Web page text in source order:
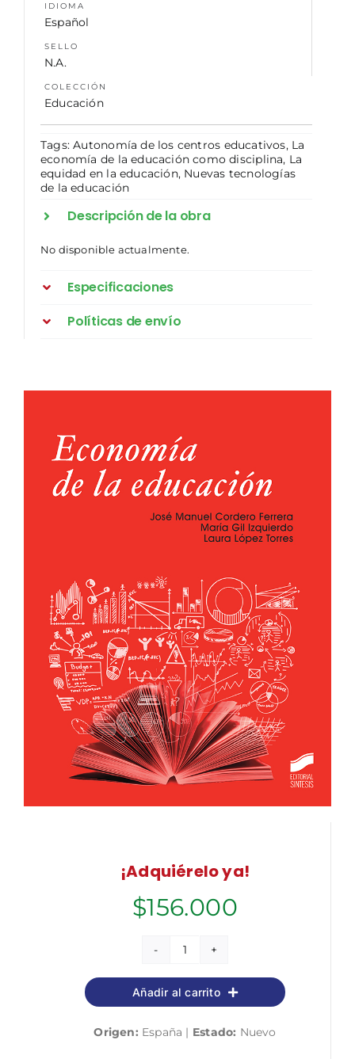
IDIOMA
Español
SELLO
N.A.
COLECCIÓN
Educación
Tags:Autonomía de los centros educativos, La
economía de la educación como disciplina, La
equidad en la educación, Nuevas tecnologías
de la educación
Descripción de la obra
No disponible actualmente.
Especificaciones
Políticas de envío
¡Adquiérelo ya!
$156.000
Economía
de
la
cantidad
Añadir al carrito
Origen: España | Estado: Nuevo